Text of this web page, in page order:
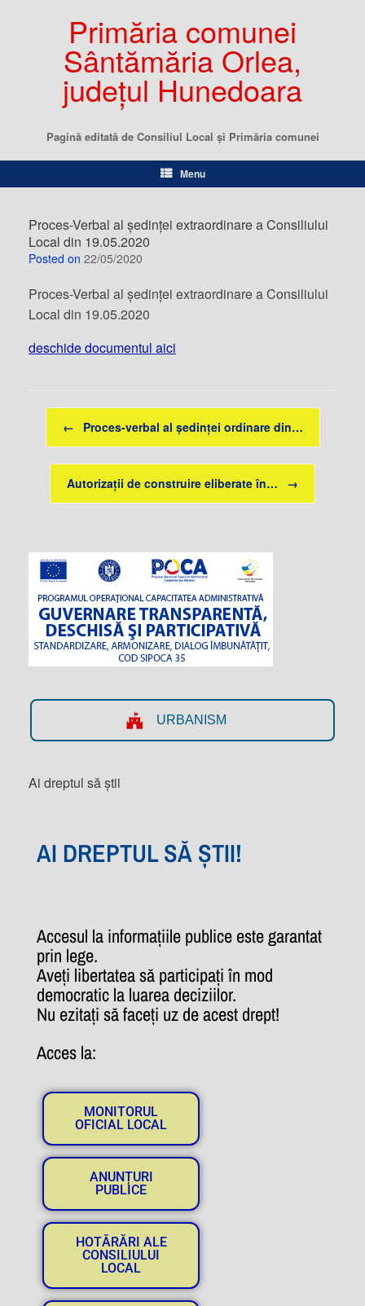
Primăria comunei
Sântămăria Orlea,
județul Hunedoara
Pagină editată de Consiliul Local şi Primăria comunei
Menu
Proces-Verbal al ședinței extraordinare a Consiliului
Local din 19.05.2020
Posted on 22/05/2020
Proces-Verbal al ședinței extraordinare a Consiliului
Local din 19.05.2020
deschide documentul aici
Post navigation
← Proces-verbal al ședinței ordinare din…
Autorizații de construire eliberate în… →
URBANISM
Ai dreptul să știi
AI DREPTUL SĂ ȘTII!
Accesul la informațiile publice este garantat
prin lege.
Aveți libertatea să participați în mod
democratic la luarea deciziilor.
Nu ezitați să faceți uz de acest drept!
Acces la:
MONITORUL
OFICIAL LOCAL
ANUNȚURI
PUBLICE
HOTĂRĂRI ALE
CONSILIULUI
LOCAL